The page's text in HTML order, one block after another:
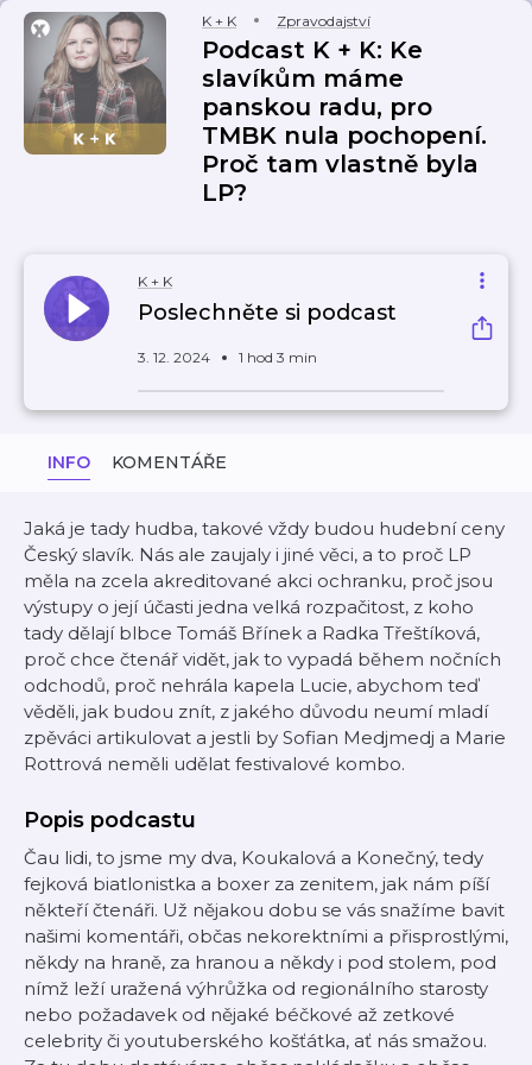
K + K Zpravodajství
Podcast K + K: Ke
slavíkům máme
panskou radu, pro
TMBK nula pochopení.
Proč tam vlastně byla
LP?
K + K
Poslechněte si podcast
3. 12. 2024 1 hod 3 min
INFO KOMENTÁŘE
Jaká je tady hudba, takové vždy budou hudební ceny
Český slavík. Nás ale zaujaly i jiné věci, a to proč LP
měla na zcela akreditované akci ochranku, proč jsou
výstupy o její účasti jedna velká rozpačitost, z koho
tady dělají blbce Tomáš Břínek a Radka Třeštíková,
proč chce čtenář vidět, jak to vypadá během nočních
odchodů, proč nehrála kapela Lucie, abychom teď
věděli, jak budou znít, z jakého důvodu neumí mladí
zpěváci artikulovat a jestli by Sofian Medjmedj a Marie
Rottrová neměli udělat festivalové kombo.
Popis podcastu
Čau lidi, to jsme my dva, Koukalová a Konečný, tedy
fejková biatlonistka a boxer za zenitem, jak nám píší
někteří čtenáři. Už nějakou dobu se vás snažíme bavit
našimi komentáři, občas nekorektními a přisprostlými,
někdy na hraně, za hranou a někdy i pod stolem, pod
nímž leží uražená výhrůžka od regionálního starosty
nebo požadavek od nějaké béčkové až zetkové
celebrity či youtuberského košťátka, ať nás smažou.